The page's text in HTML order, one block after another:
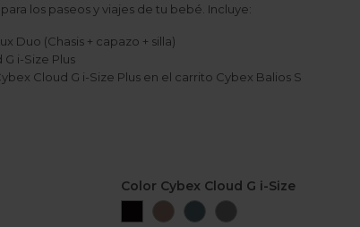
los paseos y viajes de tu bebé. Incluye:
Duo (Chasis + capazo + silla)
i-Size Plus
Cloud G i-Size Plus en el carrito Cybex Balios S
Color Cybex Cloud G i-Size
MoonAlmondStormyStone